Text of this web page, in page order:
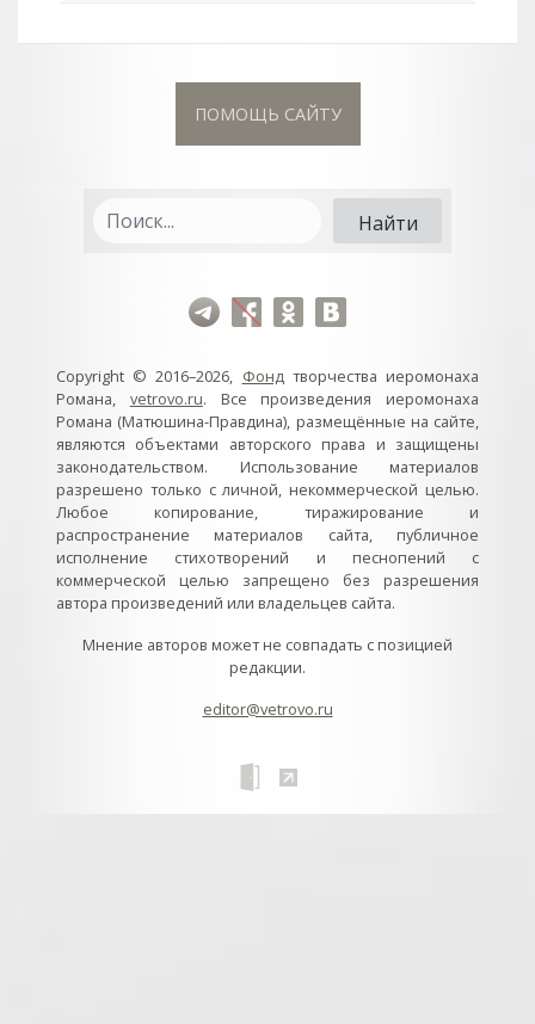
ПОМОЩЬ САЙТУ
Copyright © 2016–2026, Фондтворчества иеромонаха
Романа, vetrovo.ru. Все произведения иеромонаха
Романа (Матюшина-Правдина), размещённые на сайте,
являются объектами авторского права и защищены
законодательством. Использование материалов
разрешено только с личной, некоммерческой целью.
Любое копирование, тиражирование и
распространение материалов сайта, публичное
исполнение стихотворений и песнопений с
коммерческой целью запрещено без разрешения
автора произведений или владельцев сайта.
Мнение авторов может не совпадать с позицией
редакции.
editor@vetrovo.ru